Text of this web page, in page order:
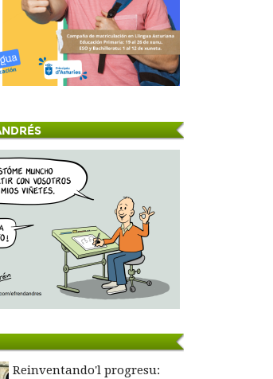
Reinventando'l progresu: